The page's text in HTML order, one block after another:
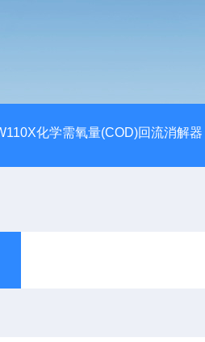
化学需氧量(COD)回流消解器